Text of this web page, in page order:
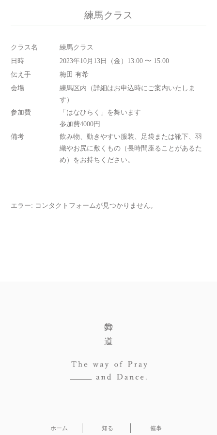
練馬クラス
クラス名
練馬クラス
日時
2023年10月13日（金）13:00 〜 15:00
伝え手
梅田 有希
会場
練馬区内（詳細はお申込時にご案内いたしま
す）
参加費
「はなひらく」を舞います
参加費4000円
備考
飲み物、動きやすい服装、足袋または靴下、羽
織やお尻に敷くもの（長時間座ることがあるた
め）をお持ちください。
エラー: コンタクトフォームが見つかりません。
舞の道
ホーム 知る 催事